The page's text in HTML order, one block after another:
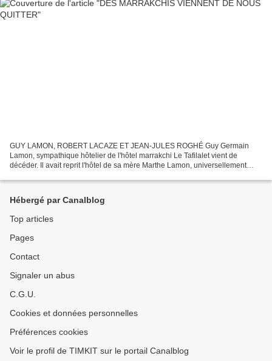
GUY LAMON, ROBERT LACAZE ET JEAN-JULES ROGHÉ Guy Germain
Lamon, sympathique hôtelier de l'hôtel marrakchi Le Tafilalet vient de
décéder. Il avait reprit l'hôtel de sa mère Marthe Lamon, universellement
Hébergé par Canalblog
Top articles
Pages
Contact
Signaler un abus
C.G.U.
Cookies et données personnelles
Préférences cookies
Voir le profil de TIMKIT sur le portail Canalblog